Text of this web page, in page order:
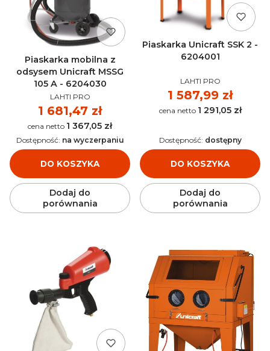
Piaskarka mobilna z
odsysem Unicraft MSSG
105 A - 6204030
PRODUCENT
LAHTI PRO
Cena
1 681,47 zł
Cena 1 367,05 zł
DO KOSZYKA
Dostępność: na wyczerpaniu
Dodaj do
porównania
Piaskarka Unicraft SSK 2 -
6204001
PRODUCENT
LAHTI PRO
Cena
1 587,99 zł
Cena 1 291,05 zł
DO KOSZYKA
Dostępność: dostępny
Dodaj do
porównania